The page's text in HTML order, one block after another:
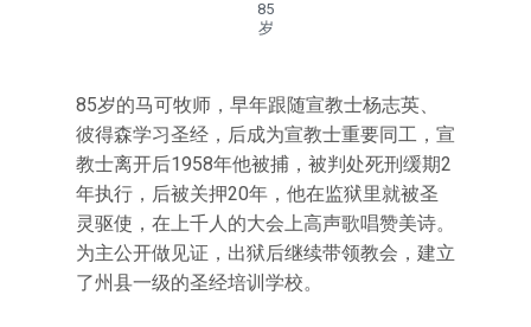
85
岁
85岁的马可牧师，早年跟随宣教士杨志英、
彼得森学习圣经，后成为宣教士重要同工，宣
教士离开后1958年他被捕，被判处死刑缓期2
年执行，后被关押20年，他在监狱里就被圣
灵驱使，在上千人的大会上高声歌唱赞美诗。
为主公开做见证，出狱后继续带领教会，建立
了州县一级的圣经培训学校。